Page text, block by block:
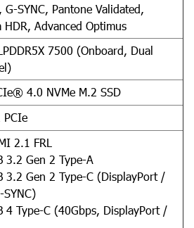
G-SYNC, Pantone Validated,
HDR, Advanced Optimus
7500 (Onboard, Dual
4.0 NVMe M.2 SSD
PCIe
2.1 FRL
3.2 Gen 2 Type-A
3.2 Gen 2 Type-C (DisplayPort /
4 Type-C (40Gbps, DisplayPort /